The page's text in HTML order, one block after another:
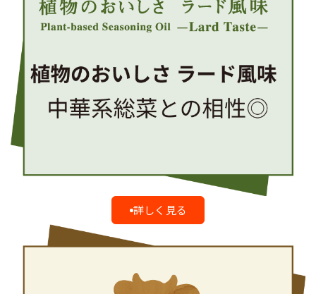
詳しく見る